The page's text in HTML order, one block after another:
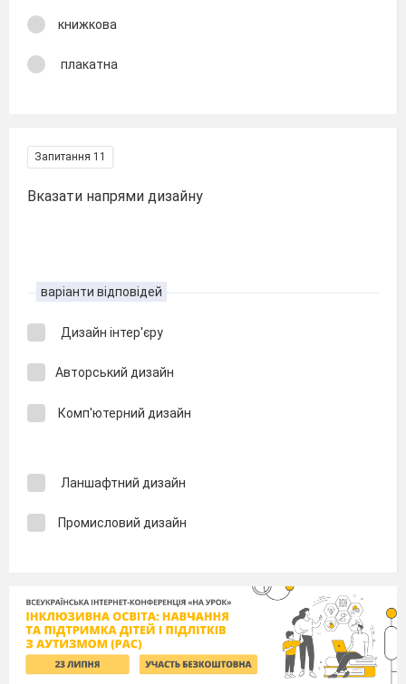
книжкова
плакатна
Запитання 11
Вказати напрями дизайну
варіанти відповідей
Дизайн інтер'єру
Авторський дизайн
Комп'ютерний дизайн
Ланшафтний дизайн
Промисловий дизайн